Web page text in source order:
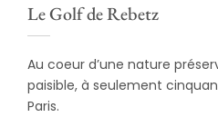
Le Golf de Rebetz
Au coeur d’une nature
paisible, à seulement
Paris.